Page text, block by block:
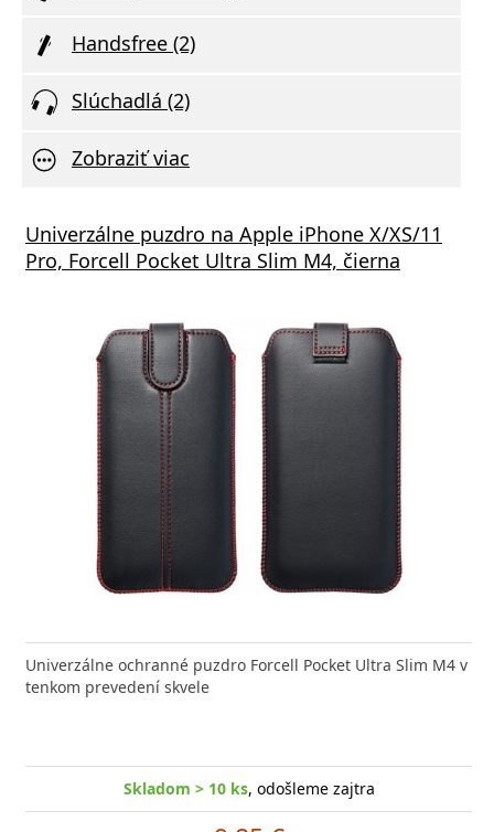
Handsfree (2)
Slúchadlá (2)
Zobraziť viac
Univerzálne puzdro na Apple iPhone X/XS/11
Pro, Forcell Pocket Ultra Slim M4, čierna
Univerzálne ochranné puzdro Forcell Pocket Ultra Slim M4 v
tenkom prevedení skvele
Skladom > 10 ks, odošleme zajtra